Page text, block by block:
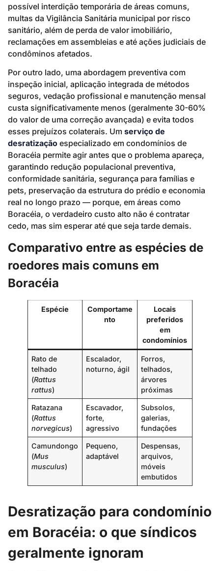
possível interdição temporária de áreas comuns,
multas da Vigilância Sanitária municipal por risco
sanitário, além de perda de valor imobiliário,
reclamações em assembleias e até ações judiciais de
condôminos afetados.
Por outro lado, uma abordagem preventiva com
inspeção inicial, aplicação integrada de métodos
seguros, vedação profissional e manutenção mensal
custa significativamente menos (geralmente 30-60%
do valor de uma correção avançada) e evita todos
esses prejuízos colaterais. Um serviço de
desratização especializado em condomínios de
Boracéia permite agir antes que o problema apareça,
garantindo redução populacional preventiva,
conformidade sanitária, segurança para famílias e
pets, preservação da estrutura do prédio e economia
real no longo prazo — porque, em áreas como
Boracéia, o verdadeiro custo alto não é contratar
cedo, mas sim esperar até que seja tarde demais.
Comparativo entre as espécies de
roedores mais comuns em
Boracéia
Espécie
Comportame
nto
Locais
preferidos
em
condomínios
Rato de
telhado
(Rattus
rattus)
Escalador,
noturno, ágil
Forros,
telhados,
árvores
próximas
Ratazana
(Rattus
norvegicus)
Escavador,
forte,
agressivo
Subsolos,
galerias,
fundações
Camundongo
(Mus
musculus)
Pequeno,
adaptável
Despensas,
arquivos,
móveis
embutidos
Desratização para condomínio
em Boracéia: o que síndicos
geralmente ignoram